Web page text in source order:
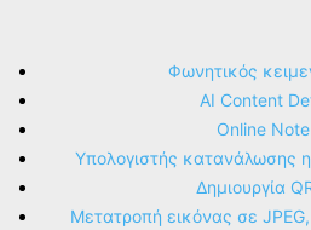
Φωνητικός
AI Content
Online
Υπολογιστής κατανάλωσης
Δημιουργία
Μετατροπή εικόνας σε